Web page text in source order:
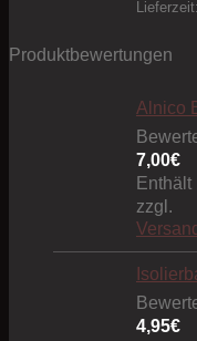
Produktbewertungen
Alnico
7,00€
Enthält
zzgl.
Versand
4,95€